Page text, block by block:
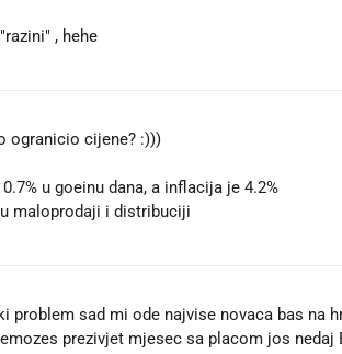
, hehe
ogranicio cijene? :)))
u goeinu dana, a inflacija je 4.2%
maloprodaji i distribuciji
problem sad mi ode najvise novaca bas na
prezivjet mjesec sa placom jos nedaj